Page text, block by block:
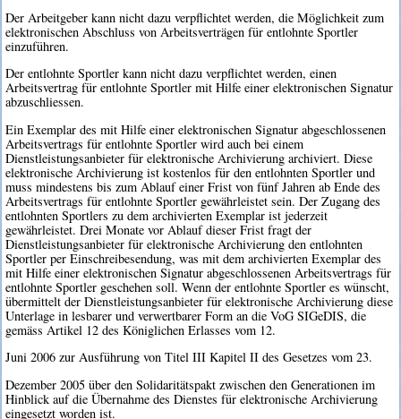
Der Arbeitgeber kann nicht dazu verpflichtet werden, die Möglichkeit zum
elektronischen Abschluss von Arbeitsverträgen für entlohnte Sportler
einzuführen.
Der entlohnte Sportler kann nicht dazu verpflichtet werden, einen
Arbeitsvertrag für entlohnte Sportler mit Hilfe einer elektronischen Signatur
abzuschliessen.
Ein Exemplar des mit Hilfe einer elektronischen Signatur abgeschlossenen
Arbeitsvertrags für entlohnte Sportler wird auch bei einem
Dienstleistungsanbieter für elektronische Archivierung archiviert. Diese
elektronische Archivierung ist kostenlos für den entlohnten Sportler und
muss mindestens bis zum Ablauf einer Frist von fünf Jahren ab Ende des
Arbeitsvertrags für entlohnte Sportler gewährleistet sein. Der Zugang des
entlohnten Sportlers zu dem archivierten Exemplar ist jederzeit
gewährleistet. Drei Monate vor Ablauf dieser Frist fragt der
Dienstleistungsanbieter für elektronische Archivierung den entlohnten
Sportler per Einschreibesendung, was mit dem archivierten Exemplar des
mit Hilfe einer elektronischen Signatur abgeschlossenen Arbeitsvertrags für
entlohnte Sportler geschehen soll. Wenn der entlohnte Sportler es wünscht,
übermittelt der Dienstleistungsanbieter für elektronische Archivierung diese
Unterlage in lesbarer und verwertbarer Form an die VoG SIGeDIS, die
gemäss Artikel 12 des Königlichen Erlasses vom 12.
Juni 2006 zur Ausführung von Titel III Kapitel II des Gesetzes vom 23.
Dezember 2005 über den Solidaritätspakt zwischen den Generationen im
Hinblick auf die Übernahme des Dienstes für elektronische Archivierung
eingesetzt worden ist.